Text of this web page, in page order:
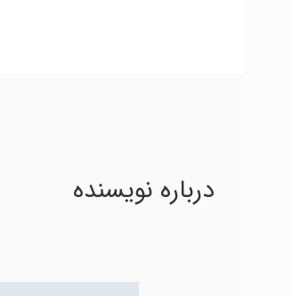
درباره نویسنده